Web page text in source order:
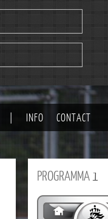
INFO CONTACT
PROGRAMMA1